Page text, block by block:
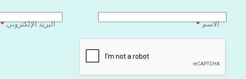
الاسم* البريد الإلكتروني*